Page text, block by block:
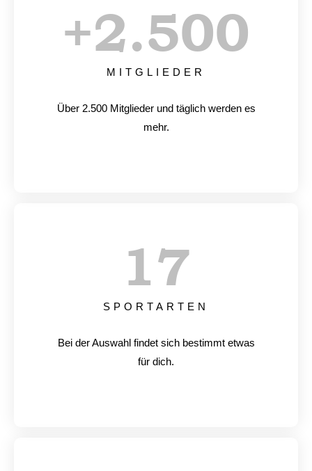
MITGLIEDER
+2.500
Über 2.500 Mitglieder und täglich werden es
mehr.
SPORTARTEN
17
Bei der Auswahl findet sich bestimmt etwas
für dich.